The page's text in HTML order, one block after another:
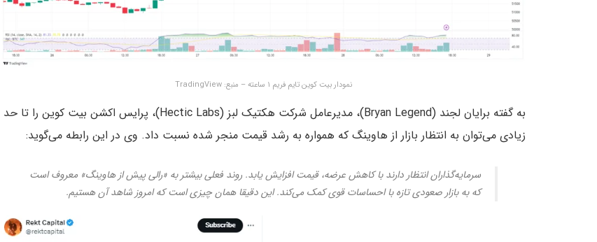
نمودار بیت کوین تایم فریم ۱ ساعته – منبع: TradingView
به گفته برایان لجند (Bryan Legend)، مدیرعامل شرکت هکتیک لبز (Hectic Labs)، پرایس اکشن بیت کوین را تا حد
زیادی می‌توان به انتظار بازار از هاوینگ که همواره به رشد قیمت منجر شده نسبت داد. وی در این رابطه می‌گوید:
سرمایه‌گذاران انتظار دارند با کاهش عرضه، قیمت افزایش یابد. روند فعلی بیشتر به «رالی پیش از هاوینگ» معروف است
که به بازار صعودی تازه با احساسات قوی کمک می‌کند. این دقیقا همان چیزی است که امروز شاهد آن هستیم.